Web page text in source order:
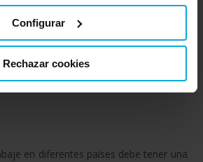
Configurar
Rechazar cookies
documentación entre sedes de
el traductor de Google no es la
que este caso es otro buen ejemplo de
de una empresa de traducción.
en diferentes países debe tener una